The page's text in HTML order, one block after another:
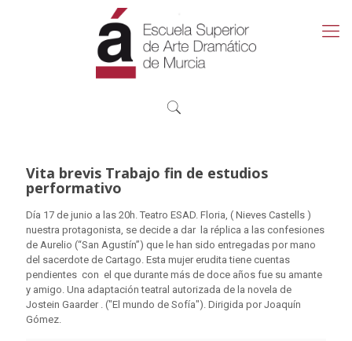
Vita brevis Trabajo fin de estudios
performativo
Día 17 de junio a las 20h. Teatro ESAD. Floria, ( Nieves Castells )
nuestra protagonista, se decide a dar la réplica a las confesiones
de Aurelio (“San Agustín”) que le han sido entregadas por mano
del sacerdote de Cartago. Esta mujer erudita tiene cuentas
pendientes con el que durante más de doce años fue su amante
y amigo. Una adaptación teatral autorizada de la novela de
Jostein Gaarder . ("El mundo de Sofía"). Dirigida por Joaquín
Gómez.